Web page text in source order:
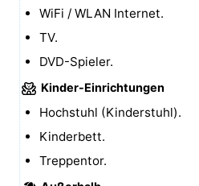
WiFi / WLAN Internet.
TV.
DVD-Spieler.
Kinder-Einrichtungen
Hochstuhl (Kinderstuhl).
Kinderbett.
Treppentor.